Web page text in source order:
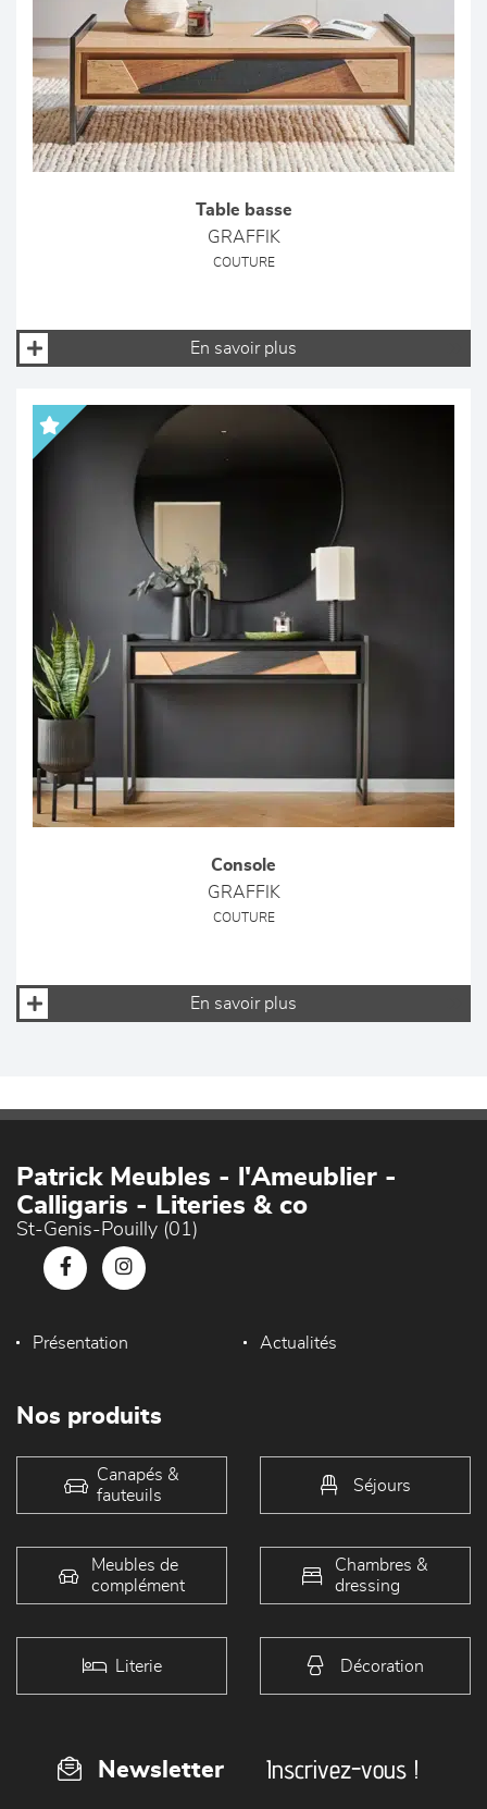
Table basse
GRAFFIK
COUTURE
En savoir plus
Console
GRAFFIK
COUTURE
En savoir plus
Patrick Meubles - l'Ameublier -
Calligaris - Literies & co
St-Genis-Pouilly (01)
Présentation Actualités
Nos produits
Canapés &
fauteuils
Séjours
Meubles de
complément
Chambres &
dressing
Literie Décoration
Newsletter Inscrivez-vous !